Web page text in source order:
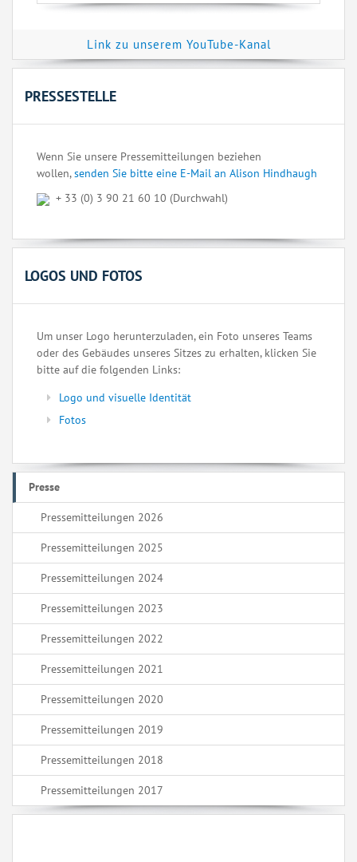
Link zu unserem YouTube-Kanal
PRESSESTELLE
Wenn Sie unsere Pressemitteilungen beziehen
wollen,senden Sie bitte eine E-Mail an Alison Hindhaugh
+ 33 (0) 3 90 21 60 10 (Durchwahl)
LOGOS UND FOTOS
Um unser Logo herunterzuladen, ein Foto unseres Teams
oder des Gebäudes unseres Sitzes zu erhalten, klicken Sie
bitte auf die folgenden Links:
Logo und visuelle Identität
Fotos
Presse
Pressemitteilungen 2026
Pressemitteilungen 2025
Pressemitteilungen 2024
Pressemitteilungen 2023
Pressemitteilungen 2022
Pressemitteilungen 2021
Pressemitteilungen 2020
Pressemitteilungen 2019
Pressemitteilungen 2018
Pressemitteilungen 2017